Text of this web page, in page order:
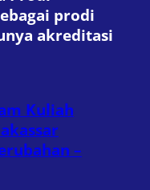
prodi
akreditasi
Kuliah
–